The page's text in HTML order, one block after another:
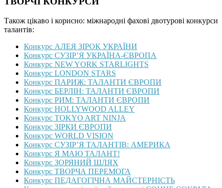
Також цікаво і корисно: міжнародні фахові двотурові конкурси
талантів:
Конкурс АЛЕЯ ЗІРОК УКРАЇНИ
Конкурс СУЗІР’Я УКРАЇНА-ЄВРОПА
Конкурс NEW YORK STARLIGHTS
Конкурс LONDON STARS
Конкурс ПАРИЖ: ТАЛАНТИ ЄВРОПИ
Конкурс БЕРЛІН: ТАЛАНТИ ЄВРОПИ
Конкурс РИМ: ТАЛАНТИ ЄВРОПИ
Конкурс HOLLYWOOD ALLEY
Конкурс TOKYO ART NINJA
Конкурс ЗІРКИ ЄВРОПИ
Конкурс WORLD VISION
Конкурс СУЗІР’Я ТАЛАНТІВ: АМЕРИКА
Конкурс Я МАЮ ТАЛАНТ!
Конкурс ЗОРЯНИЙ ШЛЯХ
Конкурс ТВОРЧА ПЕРЕМОГА
Конкурс ПЕДАГОГІЧНА МАЙСТЕРНІСТЬ